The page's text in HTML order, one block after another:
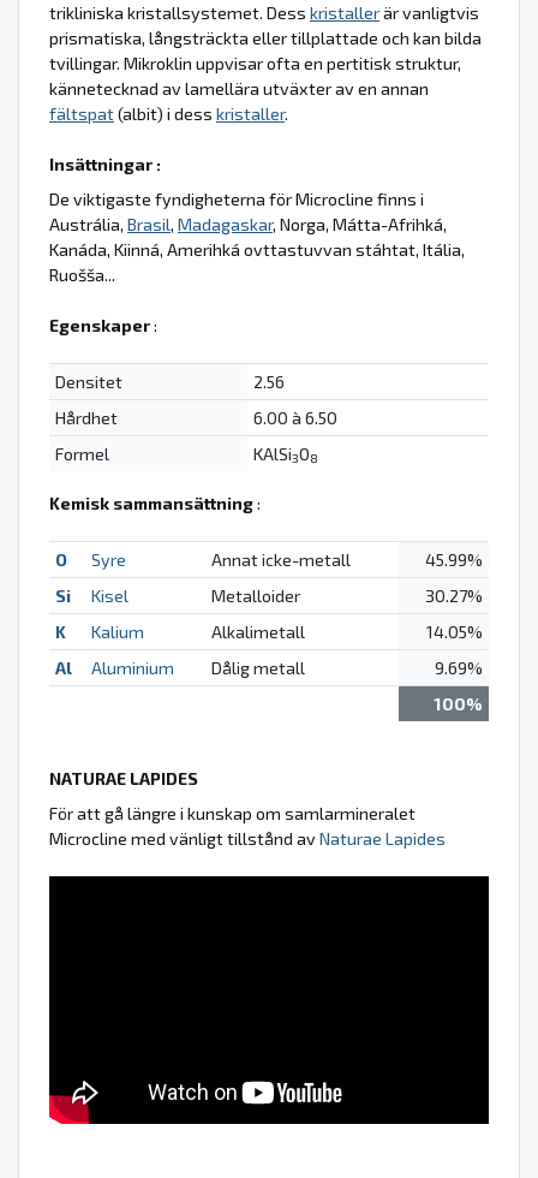
trikliniska kristallsystemet. Dess kristallerär vanligtvis
prismatiska, långsträckta eller tillplattade och kan bilda
tvillingar. Mikroklin uppvisar ofta en pertitisk struktur,
kännetecknad av lamellära utväxter av en annan
fältspat(albit) i dess kristaller.
Insättningar :
De viktigaste fyndigheterna för Microcline finns i
Austrália, Brasil, Madagaskar, Norga, Mátta-Afrihká,
Kanáda, Kiinná, Amerihká ovttastuvvan stáhtat, Itália,
Ruošša...
Egenskaper:
Densitet
2.56
Hårdhet
6.00 à 6.50
Formel
KAlSi3O8
Kemisk sammansättning:
O Syre Annat icke-metall
45.99%
Si
Kisel Metalloider
30.27%
K
Kalium Alkalimetall
14.05%
Al
Aluminium Dålig metall
9.69%
100%
NATURAE LAPIDES
För att gå längre i kunskap om samlarmineralet
Microcline med vänligt tillstånd avNaturae Lapides